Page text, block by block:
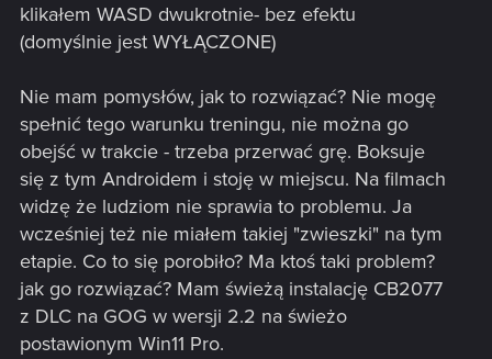
klikałem WASD dwukrotnie- bez efektu
(domyślnie jest WYŁĄCZONE)
Nie mam pomysłów, jak to rozwiązać? Nie mogę
spełnić tego warunku treningu, nie można go
obejść w trakcie - trzeba przerwać grę. Boksuje
się z tym Androidem i stoję w miejscu. Na filmach
widzę że ludziom nie sprawia to problemu. Ja
wcześniej też nie miałem takiej "zwieszki" na tym
etapie. Co to się porobiło? Ma ktoś taki problem?
jak go rozwiązać? Mam świeżą instalację CB2077
z DLC na GOG w wersji 2.2 na świeżo
postawionym Win11 Pro.